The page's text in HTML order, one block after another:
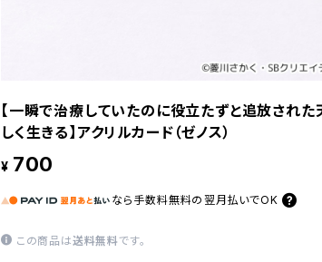
【一瞬で治療していたのに役立たずと追放され
しく生きる】アクリルカード（ゼノス）
¥ 700
なら 手数料無料の 翌月払いでOK
この商品は送料無料です。